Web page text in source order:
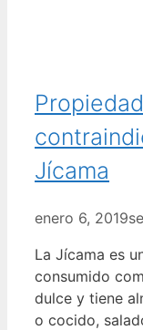
Jícama
enero 6, 2019
La Jícama es
consumido
dulce y tiene
o cocido,